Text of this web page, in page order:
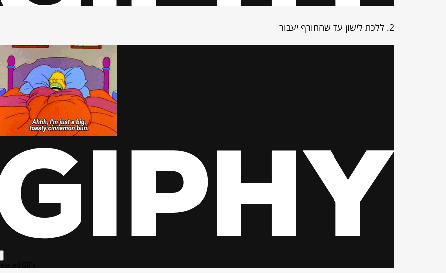
2. ללכת לישון עד שהחורף יעבור